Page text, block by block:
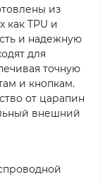
из
как TPU и
и надежную
для
точную
и кнопкам.
от царапин
внешний